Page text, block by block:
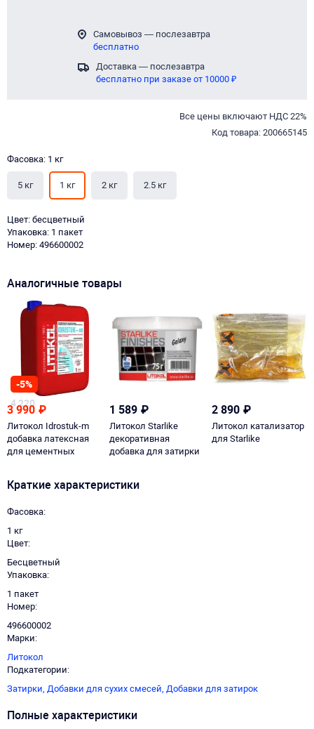
Самовывоз — послезавтра
бесплатно
Доставка — послезавтра
бесплатно при заказе от 10000 ₽
Все цены включают НДС 22%
Код товара: 200665145
Фасовка: 1 кг
5 кг 1 кг 2 кг 2.5 кг
Цвет: бесцветный
Упаковка: 1 пакет
Номер: 496600002
Аналогичные товары
-5%
4 220
3 990 ₽
Литокол Idrostuk-m
добавка латексная
для цементных
1 589 ₽
Литокол Starlike
декоративная
добавка для затирки
2 890 ₽
Литокол катализатор
для Starlike
Краткие характеристики
Фасовка
1 кг
Цвет
Бесцветный
Упаковка
1 пакет
Номер
496600002
Марки
Литокол
Подкатегории
Затирки, Добавки для сухих смесей, Добавки для затирок
Полные характеристики